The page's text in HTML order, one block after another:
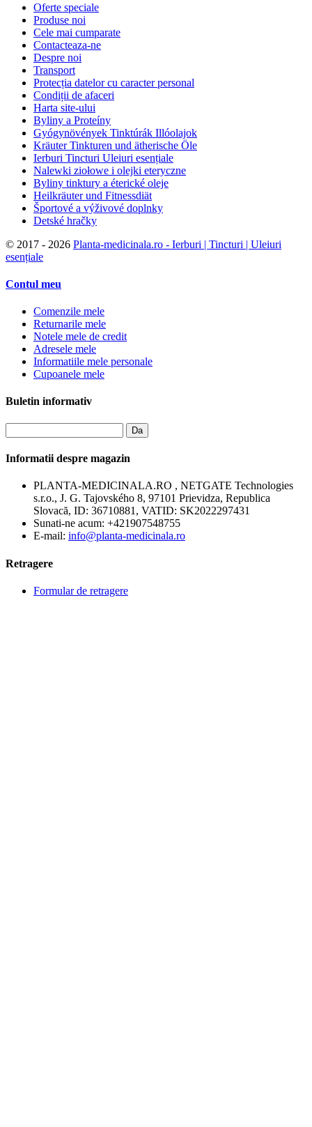
Oferte speciale
Produse noi
Cele mai cumparate
Contacteaza-ne
Despre noi
Transport
Protecția datelor cu caracter personal
Condiții de afaceri
Harta site-ului
Byliny a Proteíny
Gyógynövények Tinktúrák Illóolajok
Kräuter Tinkturen und ätherische Öle
Ierburi Tincturi Uleiuri esențiale
Nalewki ziołowe i olejki eteryczne
Byliny tinktury a éterické oleje
Heilkräuter und Fitnessdiät
Športové a výživové doplnky
Detské hračky
© 2017 - 2026 Planta-medicinala.ro - Ierburi | Tincturi | Uleiuri
esențiale
Contul meu
Comenzile mele
Returnarile mele
Notele mele de credit
Adresele mele
Informatiile mele personale
Cupoanele mele
Buletin informativ
Da
Informatii despre magazin
PLANTA-MEDICINALA.RO , NETGATE Technologies
s.r.o., J. G. Tajovského 8, 97101 Prievidza, Republica
Slovacă, ID: 36710881, VATID: SK2022297431
Sunati-ne acum: +421907548755
E-mail: info@planta-medicinala.ro
Retragere
Formular de retragere